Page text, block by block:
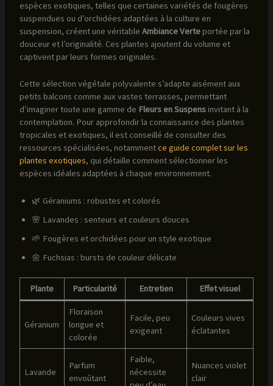
espèces exotiques, telles que certaines variétés de fougères
suspendues ou d’orchidées adaptées à la culture en
suspension, créent une véritable Ambiance Verteportée par la
douceur et l’originalité. Ces plantes ajoutent du volume et
captivent par leurs formes originales.
Cette sélection végétale polyvalente s’adapte aisément aux
petits balcons comme aux vastes terrasses, permettant
d’imaginer toute une gamme de Fleurs en Suspensinvitant à la
contemplation. Pour approfondir la connaissance des plantes
tropicales et exotiques, il est conseillé de consulter des
ressources spécialisées, notammentce guide complet sur les
plantes exotiques, qui détaille comment sélectionner les
espèces idéales adaptées à chaque environnement.
🌿 Géraniums : robustes et colorés
🌸 Lavandes : senteurs et couleurs douces
🌱 Fougères et orchidées pour un style exotique
🌼 Fuchsias : bursts de couleur délicate
Plante Particularité Entretien Effet visuel
Géranium
Floraison
longue et
colorée
Facile, peu
exigeant
Couleurs vives
éclatantes
Lavande
Parfum
envoûtant
Faible,
nécessite
Nuances violet
clair